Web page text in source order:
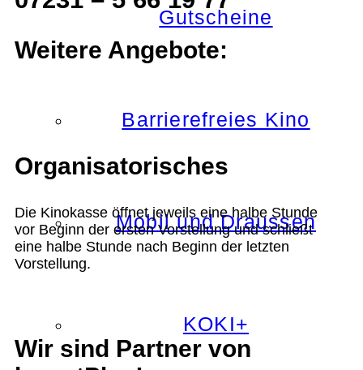
Gutscheine
Barrierefreies Kino
Mobil und Draussen
KOKI+
Weitere Angebote:
Organisatorisches
Die Kinokasse öffnet jeweils eine halbe Stunde
vor Beginn der ersten Vorstellung und schließt
eine halbe Stunde nach Beginn der letzten
Vorstellung.
Wir sind Partner von